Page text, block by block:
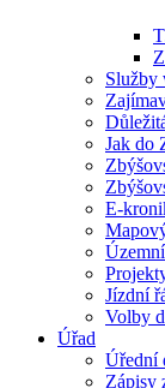
Služby
Jak do
E-
Jízdní
Volby
Úřad
Úřední
Zápisy